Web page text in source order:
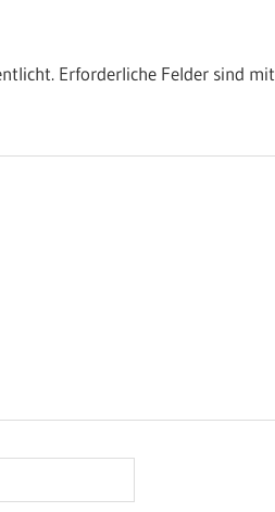
Erforderliche Felder sind mit